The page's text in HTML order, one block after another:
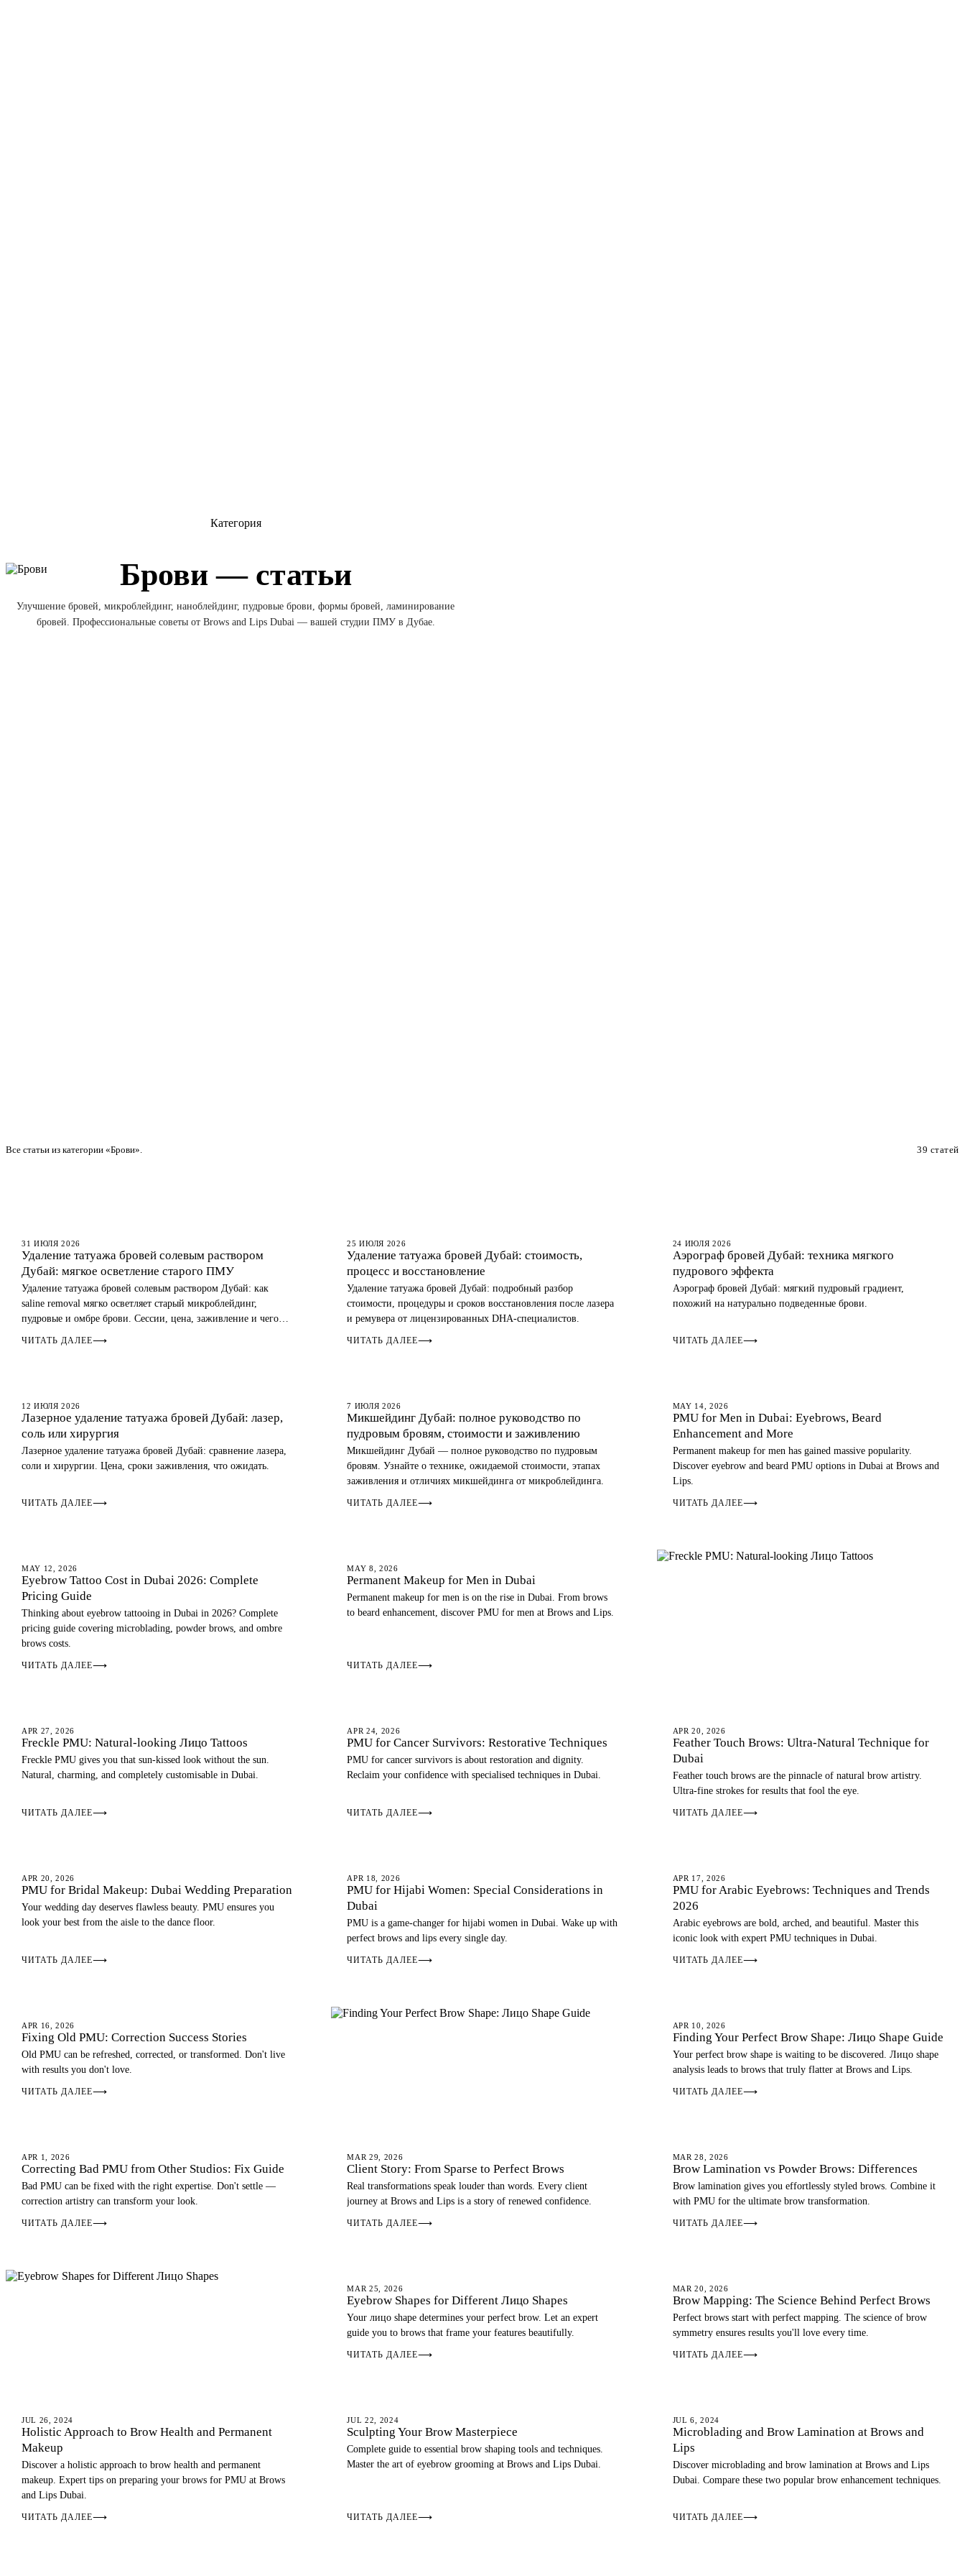
Категория
Брови — статьи
Улучшение бровей, микроблейдинг, наноблейдинг, пудровые брови, формы бровей, ламинирование
бровей. Профессиональные советы от Brows and Lips Dubai — вашей студии ПМУ в Дубае.
Все статьи из категории «Брови». 39 статей
БРОВИ
31 ИЮЛЯ 2026
Удаление татуажа бровей солевым раствором
Дубай: мягкое осветление старого ПМУ
Удаление татуажа бровей солевым раствором Дубай: как
saline removal мягко осветляет старый микроблейдинг,
пудровые и омбре брови. Сессии, цена, заживление и чего
ЧИТАТЬ ДАЛЕЕ⟶
БРОВИ
25 ИЮЛЯ 2026
Удаление татуажа бровей Дубай: стоимость,
процесс и восстановление
Удаление татуажа бровей Дубай: подробный разбор
стоимости, процедуры и сроков восстановления после лазера
и ремувера от лицензированных DHA-специалистов.
ЧИТАТЬ ДАЛЕЕ⟶
БРОВИ
24 ИЮЛЯ 2026
Аэрограф бровей Дубай: техника мягкого
пудрового эффекта
Аэрограф бровей Дубай: мягкий пудровый градиент,
похожий на натурально подведенные брови.
ЧИТАТЬ ДАЛЕЕ⟶
УДАЛЕНИЕ ТАТУАЖА
12 ИЮЛЯ 2026
Лазерное удаление татуажа бровей Дубай: лазер,
соль или хирургия
Лазерное удаление татуажа бровей Дубай: сравнение лазера,
соли и хирургии. Цена, сроки заживления, что ожидать.
ЧИТАТЬ ДАЛЕЕ⟶
БРОВИ
7 ИЮЛЯ 2026
Микшейдинг Дубай: полное руководство по
пудровым бровям, стоимости и заживлению
Микшейдинг Дубай — полное руководство по пудровым
бровям. Узнайте о технике, ожидаемой стоимости, этапах
заживления и отличиях микшейдинга от микроблейдинга.
ЧИТАТЬ ДАЛЕЕ⟶
EYEBROWS
MAY 14, 2026
PMU for Men in Dubai: Eyebrows, Beard
Enhancement and More
Permanent makeup for men has gained massive popularity.
Discover eyebrow and beard PMU options in Dubai at Brows and
Lips.
ЧИТАТЬ ДАЛЕЕ⟶
EYEBROWS
MAY 12, 2026
Eyebrow Tattoo Cost in Dubai 2026: Complete
Pricing Guide
Thinking about eyebrow tattooing in Dubai in 2026? Complete
pricing guide covering microblading, powder brows, and ombre
brows costs.
ЧИТАТЬ ДАЛЕЕ⟶
EYEBROWS
MAY 8, 2026
Permanent Makeup for Men in Dubai
Permanent makeup for men is on the rise in Dubai. From brows
to beard enhancement, discover PMU for men at Brows and Lips.
ЧИТАТЬ ДАЛЕЕ⟶
APR 27, 2026
Freckle PMU: Natural-looking Лицо Tattoos
Freckle PMU gives you that sun-kissed look without the sun.
Natural, charming, and completely customisable in Dubai.
ЧИТАТЬ ДАЛЕЕ⟶
EYEBROWS
APR 24, 2026
PMU for Cancer Survivors: Restorative Techniques
PMU for cancer survivors is about restoration and dignity.
Reclaim your confidence with specialised techniques in Dubai.
ЧИТАТЬ ДАЛЕЕ⟶
EYEBROWS
APR 20, 2026
Feather Touch Brows: Ultra-Natural Technique for
Dubai
Feather touch brows are the pinnacle of natural brow artistry.
Ultra-fine strokes for results that fool the eye.
ЧИТАТЬ ДАЛЕЕ⟶
EYEBROWS
APR 20, 2026
PMU for Bridal Makeup: Dubai Wedding Preparation
Your wedding day deserves flawless beauty. PMU ensures you
look your best from the aisle to the dance floor.
ЧИТАТЬ ДАЛЕЕ⟶
EYEBROWS
APR 18, 2026
PMU for Hijabi Women: Special Considerations in
Dubai
PMU is a game-changer for hijabi women in Dubai. Wake up with
perfect brows and lips every single day.
ЧИТАТЬ ДАЛЕЕ⟶
EYEBROWS
APR 17, 2026
PMU for Arabic Eyebrows: Techniques and Trends
2026
Arabic eyebrows are bold, arched, and beautiful. Master this
iconic look with expert PMU techniques in Dubai.
ЧИТАТЬ ДАЛЕЕ⟶
EYEBROWS
APR 16, 2026
Fixing Old PMU: Correction Success Stories
Old PMU can be refreshed, corrected, or transformed. Don't live
with results you don't love.
ЧИТАТЬ ДАЛЕЕ⟶
EYEBROWS APR 10, 2026
Finding Your Perfect Brow Shape: Лицо Shape Guide
Your perfect brow shape is waiting to be discovered. Лицо shape
analysis leads to brows that truly flatter at Brows and Lips.
ЧИТАТЬ ДАЛЕЕ⟶
EYEBROWS
APR 1, 2026
Correcting Bad PMU from Other Studios: Fix Guide
Bad PMU can be fixed with the right expertise. Don't settle —
correction artistry can transform your look.
ЧИТАТЬ ДАЛЕЕ⟶
EYEBROWS
MAR 29, 2026
Client Story: From Sparse to Perfect Brows
Real transformations speak louder than words. Every client
journey at Brows and Lips is a story of renewed confidence.
ЧИТАТЬ ДАЛЕЕ⟶
EYEBROWS
MAR 28, 2026
Brow Lamination vs Powder Brows: Differences
Brow lamination gives you effortlessly styled brows. Combine it
with PMU for the ultimate brow transformation.
ЧИТАТЬ ДАЛЕЕ⟶
EYEBROWS MAR 25, 2026
Eyebrow Shapes for Different Лицо Shapes
Your лицо shape determines your perfect brow. Let an expert
guide you to brows that frame your features beautifully.
ЧИТАТЬ ДАЛЕЕ⟶
EYEBROWS
MAR 20, 2026
Brow Mapping: The Science Behind Perfect Brows
Perfect brows start with perfect mapping. The science of brow
symmetry ensures results you'll love every time.
ЧИТАТЬ ДАЛЕЕ⟶
EYEBROWS
JUL 26, 2024
Holistic Approach to Brow Health and Permanent
Makeup
Discover a holistic approach to brow health and permanent
makeup. Expert tips on preparing your brows for PMU at Brows
and Lips Dubai.
ЧИТАТЬ ДАЛЕЕ⟶
EYEBROWS
JUL 22, 2024
Sculpting Your Brow Masterpiece
Complete guide to essential brow shaping tools and techniques.
Master the art of eyebrow grooming at Brows and Lips Dubai.
ЧИТАТЬ ДАЛЕЕ⟶
EYEBROWS
JUL 6, 2024
Microblading and Brow Lamination at Brows and
Lips
Discover microblading and brow lamination at Brows and Lips
Dubai. Compare these two popular brow enhancement techniques.
ЧИТАТЬ ДАЛЕЕ⟶